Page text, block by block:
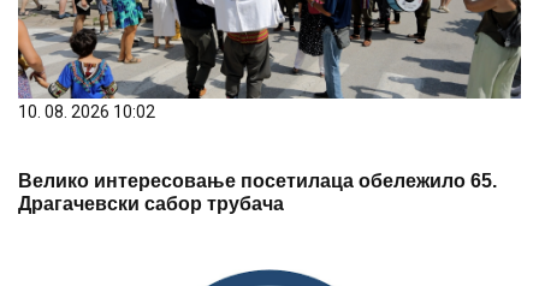
10. 08. 2026 10:02
Велико интересовање посетилаца обележило 65.
Драгачевски сабор трубача